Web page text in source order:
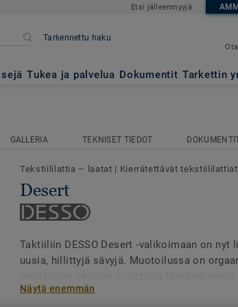
Etsi jälleenmyyjä
Tarkennettu haku
Tukea ja palvelua Dokumentit Tarkettin
GALLERIA TEKNISET TIEDOT
Tekstiililattia – laatat | Kierrätettävät tekstiililattiat
Desert
Taktiiliin DESSO Desert -valikoimaan on nyt
uusia, hillittyjä sävyjä. Muotoilussa on
silmänkantamattomiin avautuvassa
Näytä enemmän